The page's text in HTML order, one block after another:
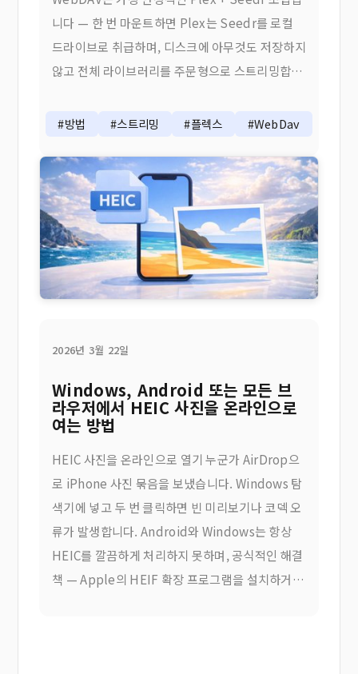
니다 — 한 번 마운트하면 Plex는 Seedr를 로컬
드라이브로 취급하며, 디스크에 아무것도 저장하지
않고 전체 라이브러리를 주문형으로 스트리밍합니
#방법 #스트리밍 #플렉스 #WebDav
2026년 3월 22일
Windows, Android 또는 모든 브
라우저에서 HEIC 사진을 온라인으로
여는 방법
HEIC 사진을 온라인으로 열기 누군가 AirDrop으
로 iPhone 사진 묶음을 보냈습니다. Windows 탐
색기에 넣고 두 번 클릭하면 빈 미리보기나 코덱 오
류가 발생합니다. Android와 Windows는 항상
HEIC를 깔끔하게 처리하지 못하며, 공식적인 해결
책 — Apple의 HEIF 확장 프로그램을 설치하거나